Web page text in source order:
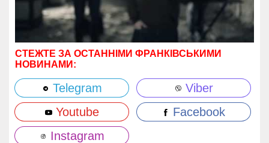
СТЕЖТЕ ЗА ОСТАННІМИ ФРАНКІВСЬКИМИ
НОВИНАМИ:
Telegram
Viber
Youtube
Facebook
Instagram